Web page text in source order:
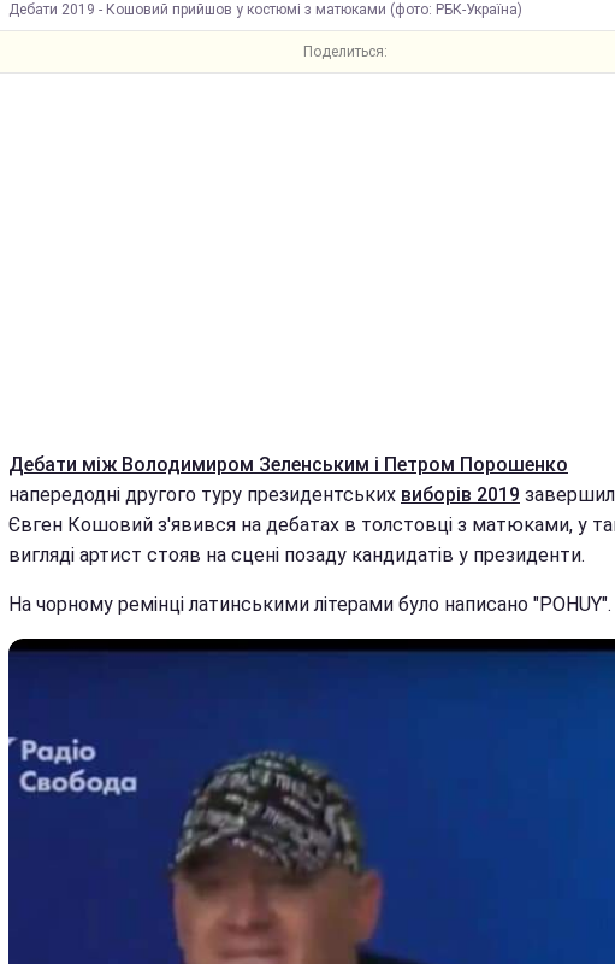
Дебати 2019 - Кошовий прийшов у костюмі з матюками (фото: РБК-Україна)
Поделиться:
Дебати між Володимиром Зеленським і Петром Порошенко
напередодні другого туру президентських виборів 2019
Євген Кошовий з'явився на дебатах в толстовці з матюками, у
вигляді артист стояв на сцені позаду кандидатів у президенти.
На чорному ремінці латинськими літерами було написано "POHUY".